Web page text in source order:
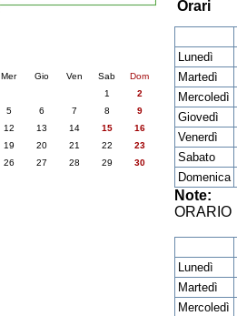
Orari
Lunedì
Martedì
Mercoledì
Giovedì
Venerdì
Sabato
Domenica
Note:
ORARIO
Lunedì
Martedì
Mercoledì
Mer Gio Ven Sab
Dom
1
2
5 6 7 8
9
12 13 14 15
16
19 20 21 22
23
26 27 28 29
30